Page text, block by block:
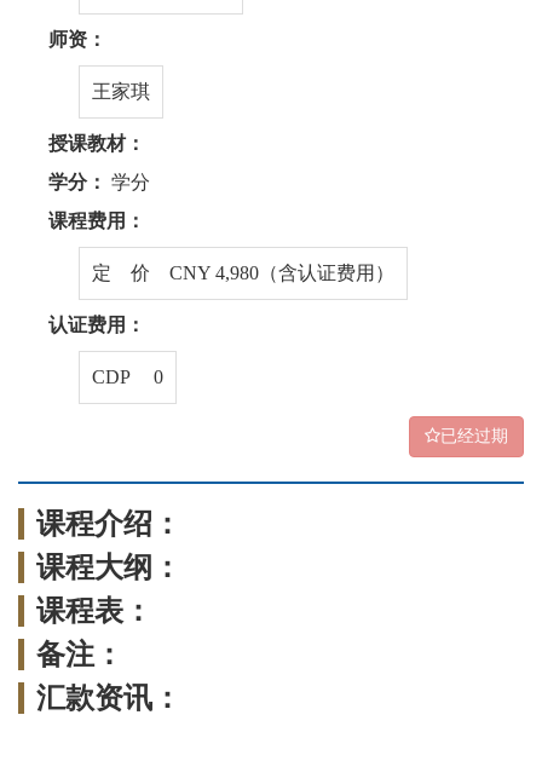
师资：
王家琪
授课教材：
学分： 学分
课程费用：
定 价 CNY 4,980（含认证费用）
认证费用：
CDP 0
已经过期
课程介绍：
课程大纲：
课程表：
备注：
汇款资讯：